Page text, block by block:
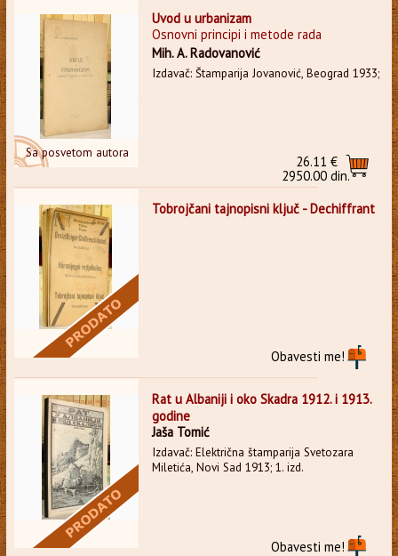
Uvod u urbanizam
Osnovni principi i metode rada
Mih. A. Radovanović
Sa posvetom autora
Izdavač: Štamparija Jovanović, Beograd 1933;
26.11 €
2950.00 din.
Tobrojčani tajnopisni ključ - Dechiffrant
Obavesti me!
Rat u Albaniji i oko Skadra 1912. i 1913.
godine
Jaša Tomić
Izdavač: Električna štamparija Svetozara
Miletića, Novi Sad 1913; 1. izd.
Obavesti me!